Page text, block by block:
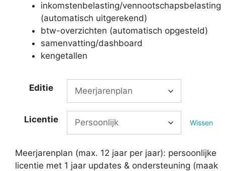
inkomstenbelasting/vennootschapsbelasting
(automatisch uitgerekend)
btw-overzichten (automatisch opgesteld)
samenvatting/dashboard
kengetallen
Editie
Licentie Wissen
Meerjarenplan (max. 12 jaar per jaar): persoonlijke
licentie met 1 jaar updates & ondersteuning (maak